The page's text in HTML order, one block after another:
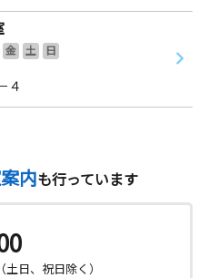
金 土
日
４
内も行っています
日、祝日除く）